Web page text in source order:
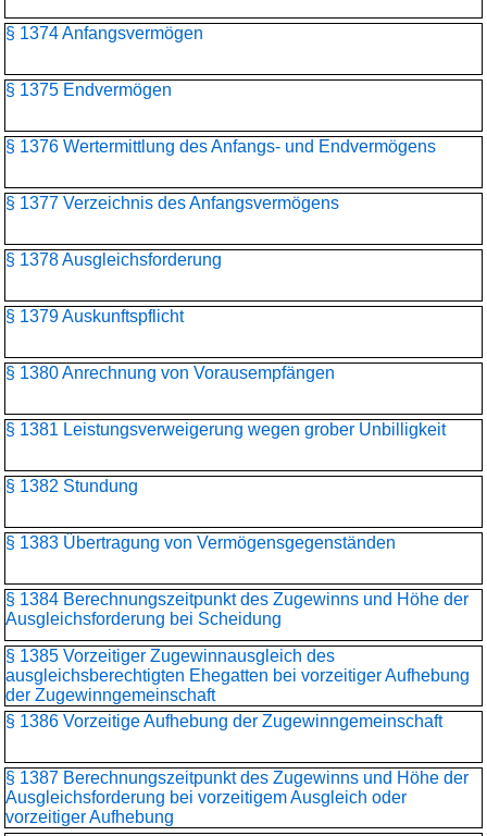
§ 1374 Anfangsvermögen
§ 1375 Endvermögen
§ 1376 Wertermittlung des Anfangs- und Endvermögens
§ 1377 Verzeichnis des Anfangsvermögens
§ 1378 Ausgleichsforderung
§ 1379 Auskunftspflicht
§ 1380 Anrechnung von Vorausempfängen
§ 1381 Leistungsverweigerung wegen grober Unbilligkeit
§ 1382 Stundung
§ 1383 Übertragung von Vermögensgegenständen
§ 1384 Berechnungszeitpunkt des Zugewinns und Höhe der
Ausgleichsforderung bei Scheidung
§ 1385 Vorzeitiger Zugewinnausgleich des
ausgleichsberechtigten Ehegatten bei vorzeitiger Aufhebung
der Zugewinngemeinschaft
§ 1386 Vorzeitige Aufhebung der Zugewinngemeinschaft
§ 1387 Berechnungszeitpunkt des Zugewinns und Höhe der
Ausgleichsforderung bei vorzeitigem Ausgleich oder
vorzeitiger Aufhebung